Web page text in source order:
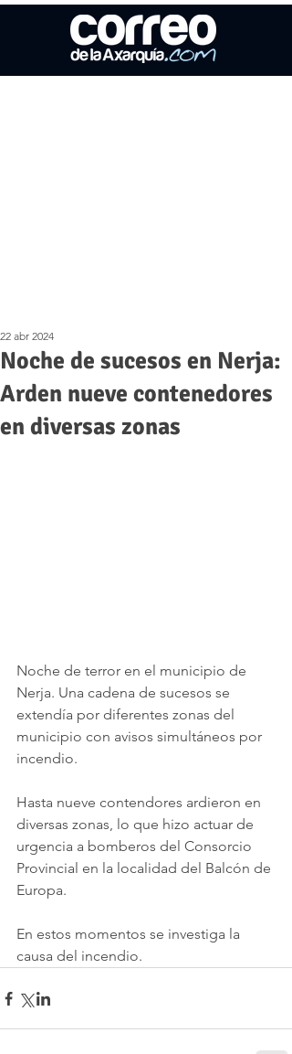
Noche de sucesos en Nerja:
Arden nueve contenedores
en diversas zonas
22 abr 2024
Noche de terror en el municipio de
Nerja. Una cadena de sucesos se
extendía por diferentes zonas del
municipio con avisos simultáneos por
incendio.
Hasta nueve contendores ardieron en
diversas zonas, lo que hizo actuar de
urgencia a bomberos del Consorcio
Provincial en la localidad del Balcón de
Europa.
En estos momentos se investiga la
causa del incendio.